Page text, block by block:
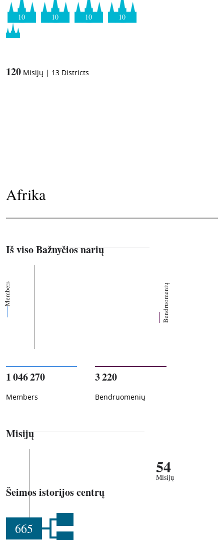
10 10 10 10
120 Misijų | 13 Districts
Afrika
Iš viso Bažnyčios narių
Members Bendruomenių
1 046 270
Members
3 220
Bendruomenių
Misijų
54
Misijų
Šeimos istorijos centrų
665